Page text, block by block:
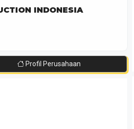
INDONESIA
Profil Perusahaan